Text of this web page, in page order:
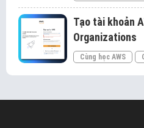
Tạo tài khoản
Organizations
Cùng học AWS